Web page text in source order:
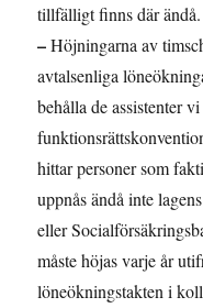
tillfälligt finns där ändå.
–Höjningarna av
avtalsenliga
behålla de assistenter
hittar personer som
uppnås ändå inte
eller
måste höjas varje år
löneökningstakten i